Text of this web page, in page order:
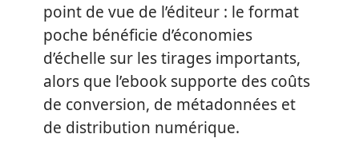
point de vue de l’éditeur : le format
poche bénéficie d’économies
d’échelle sur les tirages importants,
alors que l’ebook supporte des coûts
de conversion, de métadonnées et
de distribution numérique.